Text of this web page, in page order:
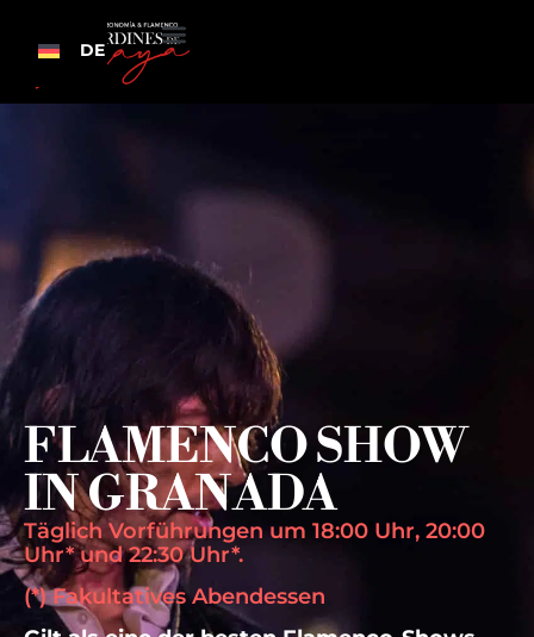
DE
FLAMENCO SHOW
IN GRANADA
Täglich Vorführungen um 18:00 Uhr, 20:00
Uhr* und 22:30 Uhr*.
(*) Fakultatives Abendessen